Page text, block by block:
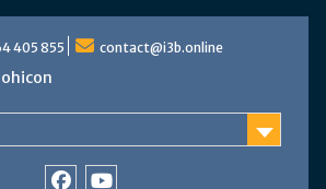
405 855 contact@i3b.online